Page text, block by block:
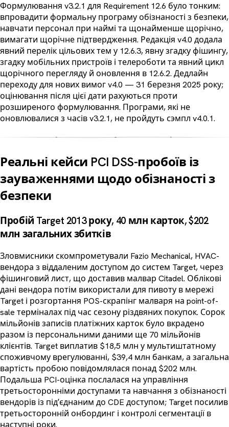
Формулювання v3.2.1 для Requirement 12.6 було тонким:
впровадити формальну програму обізнаності з безпеки,
навчати персонал при наймі та щонайменше щорічно,
вимагати щорічне підтвердження. Редакція v4.0 додала
явний перелік цільових тем у 12.6.3, явну згадку фішингу,
згадку мобільних пристроїв і телероботи та явний цикл
щорічного перегляду й оновлення в 12.6.2. Дедлайн
переходу для нових вимог v4.0 — 31 березня 2025 року;
оцінювання після цієї дати рахуються проти
розширеного формулювання. Програми, які не
оновлювалися з часів v3.2.1, не пройдуть сэмпл v4.0.1.
Реальні кейси PCI DSS-пробоїв із
зауваженнями щодо обізнаності з
безпеки
Пробій Target 2013 року, 40 млн карток, $202
млн загальних збитків
Зловмисники скомпрометували Fazio Mechanical, HVAC-
вендора з віддаленим доступом до систем Target, через
фішинговий лист, що доставив малвар Citadel. Облікові
дані вендора потім використали для пивоту в мережі
Target і розгортання POS-скрапінг малваря на point-of-
sale терміналах під час сезону різдвяних покупок. Сорок
мільйонів записів платіжних карток було вкрадено
разом із персональними даними ще 70 мільйонів
клієнтів. Target виплатив $18,5 млн у мультиштатному
споживчому врегулюванні, $39,4 млн банкам, а загальна
вартість пробою повідомлялася понад $202 млн.
Подальша PCI-оцінка послалася на управління
третьосторонніми доступами та навчання з обізнаності
вендорів із підʼєднаним до CDE доступом; Target посилив
третьосторонній онбординг і контролі сегментації в
наступні роки.